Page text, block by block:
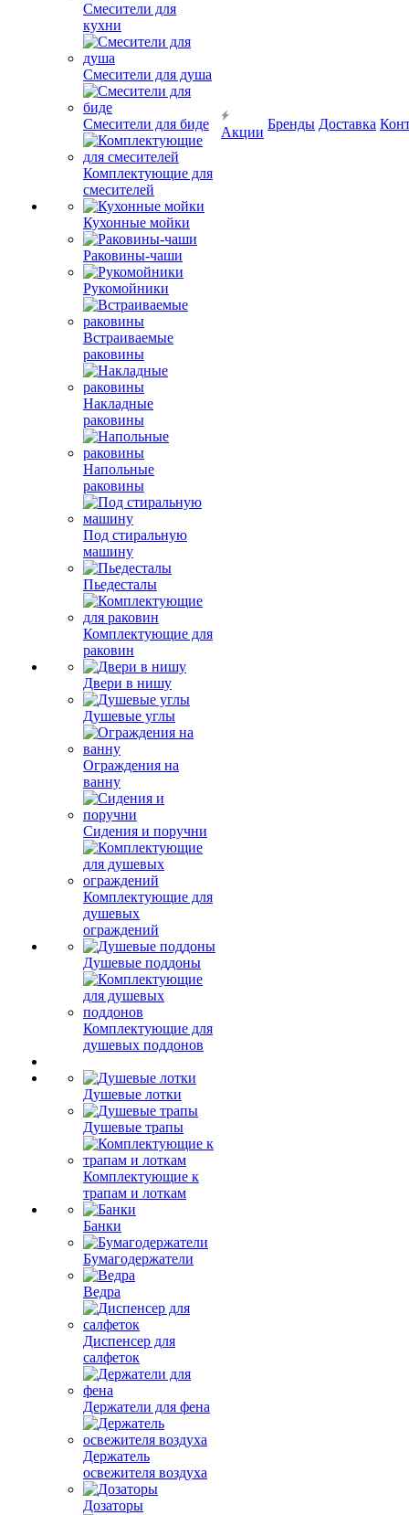
Смесители для
кухни
Смесители для душа
Смесители для биде
Комплектующие для
смесителей
Кухонные мойки
Раковины-чаши
Рукомойники
Встраиваемые
раковины
Накладные
раковины
Напольные
раковины
Под стиральную
машину
Пьедесталы
Комплектующие для
раковин
Двери в нишу
Душевые углы
Ограждения на
ванну
Сидения и поручни
Комплектующие для
душевых
ограждений
Душевые поддоны
Комплектующие для
душевых поддонов
Душевые лотки
Душевые трапы
Комплектующие к
трапам и лоткам
Банки
Бумагодержатели
Ведра
Диспенсер для
салфеток
Держатели для фена
Держатель
освежителя воздуха
Дозаторы
Акции
Бренды Доставка